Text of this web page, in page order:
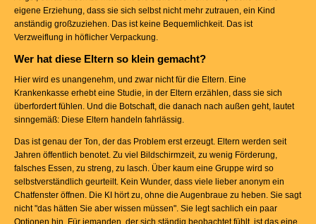
eigene Erziehung, dass sie sich selbst nicht mehr zutrauen, ein Kind
anständig großzuziehen. Das ist keine Bequemlichkeit. Das ist
Verzweiflung in höflicher Verpackung.
Wer hat diese Eltern so klein gemacht?
Hier wird es unangenehm, und zwar nicht für die Eltern. Eine
Krankenkasse erhebt eine Studie, in der Eltern erzählen, dass sie sich
überfordert fühlen. Und die Botschaft, die danach nach außen geht, lautet
sinngemäß: Diese Eltern handeln fahrlässig.
Das ist genau der Ton, der das Problem erst erzeugt. Eltern werden seit
Jahren öffentlich benotet. Zu viel Bildschirmzeit, zu wenig Förderung,
falsches Essen, zu streng, zu lasch. Über kaum eine Gruppe wird so
selbstverständlich geurteilt. Kein Wunder, dass viele lieber anonym ein
Chatfenster öffnen. Die KI hört zu, ohne die Augenbraue zu heben. Sie sagt
nicht "das hätten Sie aber wissen müssen". Sie legt sachlich ein paar